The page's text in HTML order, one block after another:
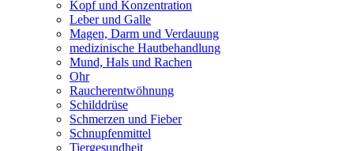
Kopf und Konzentration
Leber und Galle
Magen, Darm und Verdauung
medizinische Hautbehandlung
Mund, Hals und Rachen
Ohr
Raucherentwöhnung
Schilddrüse
Schmerzen und Fieber
Schnupfenmittel
Tiergesundheit